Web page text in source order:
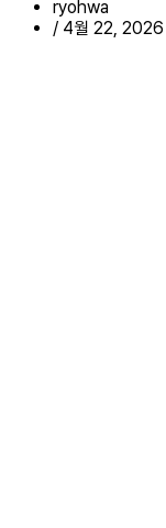
ryohwa
/ 4월 22, 2026